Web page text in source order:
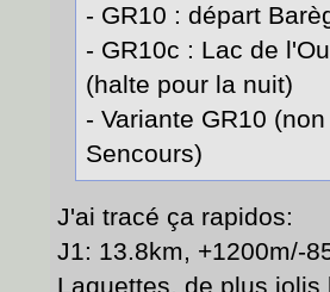
- GR10 : départ
- GR10c : Lac de
(halte pour la nuit)
- Variante GR10
Sencours)
J'ai tracé ça rapidos:
J1: 13.8km, +1200m/-
Laquettes, de plus